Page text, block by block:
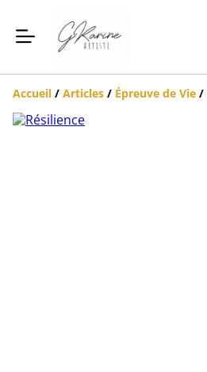
Accueil / Articles / Épreuve de Vie /